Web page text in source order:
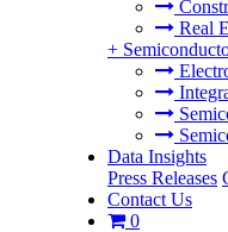
Real
+
Data Insights
Press Releases
Contact Us
0